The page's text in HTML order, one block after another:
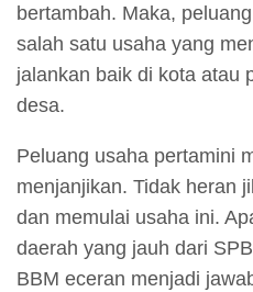
bertambah. Maka,
salah satu usaha yang
jalankan baik di kota atau
desa.
Peluang usaha pertamini
menjanjikan. Tidak heran
dan memulai usaha ini.
daerah yang jauh dari
BBM eceran menjadi